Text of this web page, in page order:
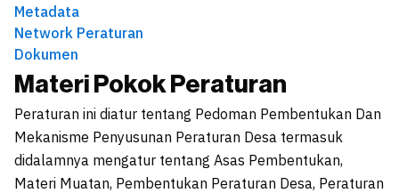
Metadata
Network Peraturan
Dokumen
Materi Pokok Peraturan
Peraturan ini diatur tentang Pedoman Pembentukan Dan
Mekanisme Penyusunan Peraturan Desa termasuk
didalamnya mengatur tentang Asas Pembentukan,
Materi Muatan, Pembentukan Peraturan Desa, Peraturan